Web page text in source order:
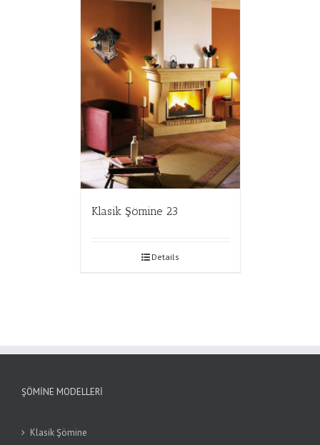
Klasik Şömine 23
Details
ŞÖMINE MODELLERI
Klasik Şömine